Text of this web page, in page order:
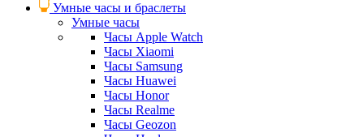
Умные часы и браслеты
Умные часы
Часы Apple Watch
Часы Xiaomi
Часы Samsung
Часы Huawei
Часы Honor
Часы Realme
Часы Geozon